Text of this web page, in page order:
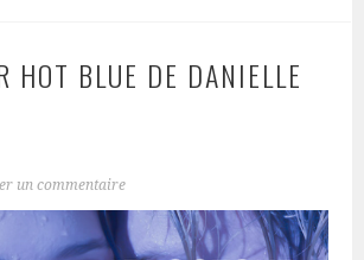
HOT BLUE DE DANIELLE
un commentaire